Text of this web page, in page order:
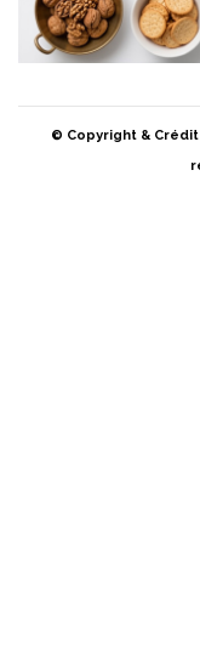
© Copyright &